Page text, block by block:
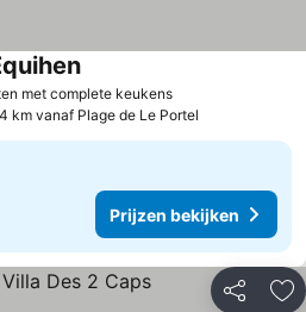
met complete keukens
km vanaf Plage de Le Portel
Prijzen bekijken
Delen